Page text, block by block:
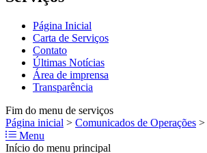
Página Inicial
Carta de Serviços
Contato
Últimas Notícias
Área de imprensa
Transparência
Fim do menu de serviços
Página inicial > Comunicados de Operações >
Menu
Início do menu principal